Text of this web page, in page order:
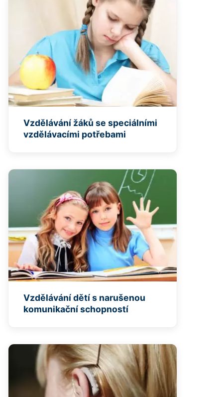
Vzdělávání žáků se speciálními
vzdělávacími potřebami
Vzdělávání dětí s narušenou
komunikační schopností